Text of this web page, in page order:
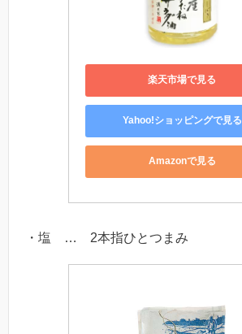
楽天市場で見る
Yahoo!ショッピングで見る
Amazonで見る
・塩 … 2本指ひとつまみ